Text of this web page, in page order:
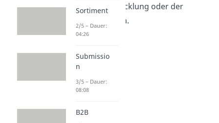
Produktentwicklung oder der
Diversifikation.
Sortiment
2/5 – Dauer:
04:26
Submissio
n
3/5 – Dauer:
08:08
B2B